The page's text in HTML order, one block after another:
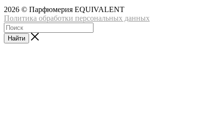
2026 © Парфюмерия EQUIVALENT
Политика обработки персональных данных
Найти